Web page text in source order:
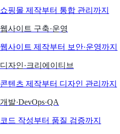
쇼핑몰 제작부터 통합 관리까지
웹사이트 구축·운영
웹사이트 제작부터 보안·운영까지
디자인·크리에이티브
콘텐츠 제작부터 디자인 관리까지
개발·DevOps·QA
코드 작성부터 품질 검증까지